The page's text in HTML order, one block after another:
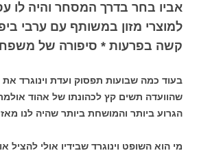
אביו בחר בדרך המסחר והיה לו
למוצרי מזון במשותף עם ערבי
קשה בפרעות * סיפורה של
בעוד כמה שבועות תפסוק ועדת וינוגרד את
שהוועדה תשים קץ לכהונתו של אהוד
הגרוע ביותר והמושחת ביותר שהיה לנו
מי הוא השופט וינוגרד שבידיו אולי להציל